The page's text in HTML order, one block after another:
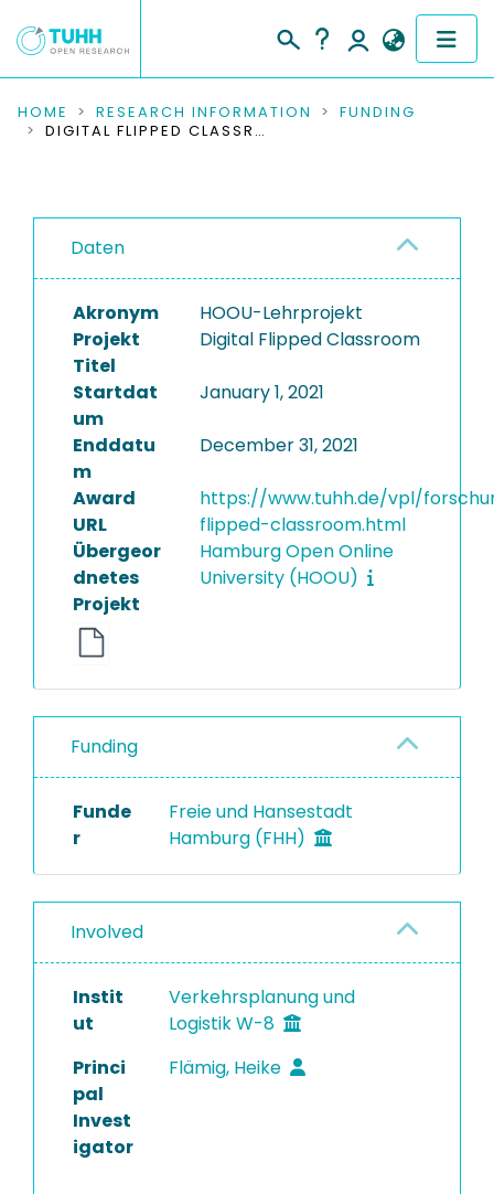
COMMUNITIES & COLLECTIONS
RESEARCH DATA
INSTITUTIONS
PROJECTS
HOME RESEARCH INFORMATION
FUNDING
DIGITAL FLIPPED CLASSROOM
Daten
Akronym
HOOU-Lehrprojekt
Projekt
Titel
Digital Flipped Classroom
Startdat
um
January 1, 2021
Enddatu
m
December 31, 2021
Award
URL
https://www.tuhh.de/vpl/
flipped-classroom.html
Übergeor
dnetes
Projekt
Hamburg Open Online
University (HOOU)
Funding
Funde
r
Freie und Hansestadt
Hamburg (FHH)
Involved
Instit
ut
Verkehrsplanung und
Logistik W-8
Princi
pal
Invest
igator
Flämig, Heike